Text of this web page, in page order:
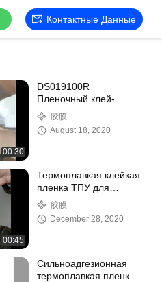
Контактные Данные
00:30
DS019100R
Пленочный клей-
расплав для
вышивальных нашивок
胶膜
August 18, 2020
00:45
Термоплавкая клейкая
пленка ТПУ для
бесшовного нижнего
белья
胶膜
December 28, 2020
Сильноадгезионная
термоплавкая пленка